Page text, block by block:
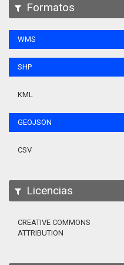
Formatos
WMS
SHP
KML
GEOJSON
CSV
Licencias
CREATIVE COMMONS
ATTRIBUTION